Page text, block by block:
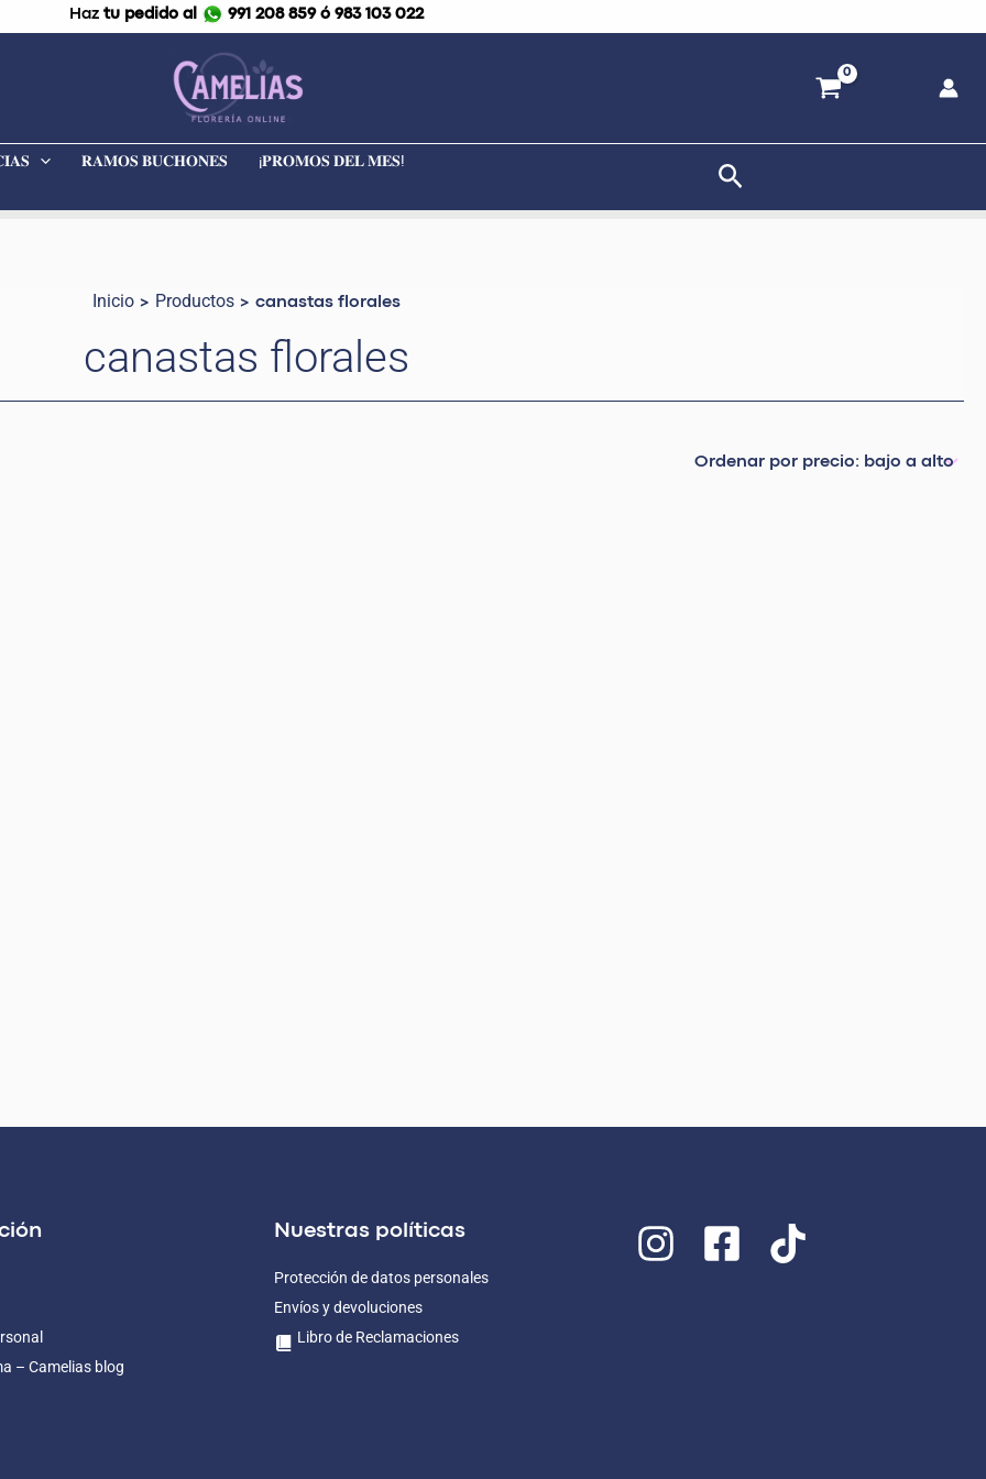
Haz tu pedido al 991 208 859 ó 983 103 022
𝐑𝐀𝐌𝐎𝐒 𝐁𝐔𝐂𝐇𝐎𝐍𝐄𝐒
¡𝐏𝐑𝐎𝐌𝐎𝐒 𝐃𝐄𝐋 𝐌𝐄𝐒!
Buscar
Inicio Productos canastas florales
canastas florales
– Camelias blog
Nuestras políticas
Protección de datos personales
Envíos y devoluciones
Libro de Reclamaciones